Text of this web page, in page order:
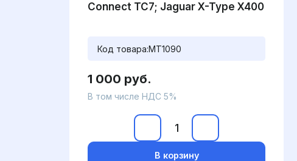
Connect TC7; Jaguar X-Type X400
Код товара:MT1090
1 000 руб.
В том числе НДС 5%
В корзину